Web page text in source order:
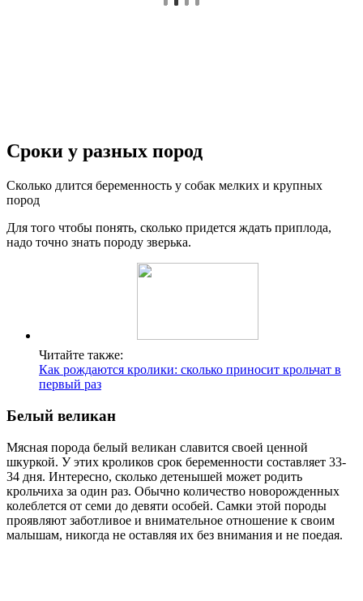
Сроки у разных пород
Сколько длится беременность у собак мелких и крупных
пород
Для того чтобы понять, сколько придется ждать приплода,
надо точно знать породу зверька.
Читайте также:
Как рождаются кролики: сколько приносит крольчат в
первый раз
Белый великан
Мясная порода белый великан славится своей ценной
шкуркой. У этих кроликов срок беременности составляет 33-
34 дня. Интересно, сколько детенышей может родить
крольчиха за один раз. Обычно количество новорожденных
колеблется от семи до девяти особей. Самки этой породы
проявляют заботливое и внимательное отношение к своим
малышам, никогда не оставляя их без внимания и не поедая.